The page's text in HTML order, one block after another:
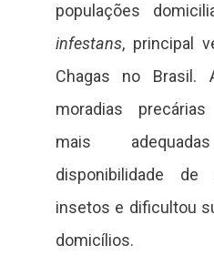
populações
infestans, principal
Chagas no Brasil.
moradias
mais
disponibilidade
insetos e dificultou
domicílios.